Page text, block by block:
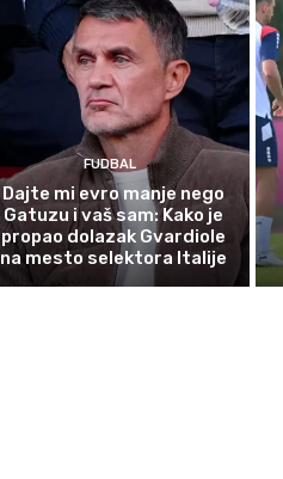
FUDBAL
Dajte mi evro manje nego
Gatuzu i vaš sam: Kako je
propao dolazak Gvardiole
na mesto selektora Italije